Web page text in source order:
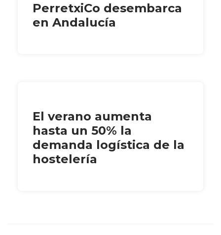
PerretxiCo desembarca
en Andalucía
El verano aumenta
hasta un 50% la
demanda logística de la
hostelería